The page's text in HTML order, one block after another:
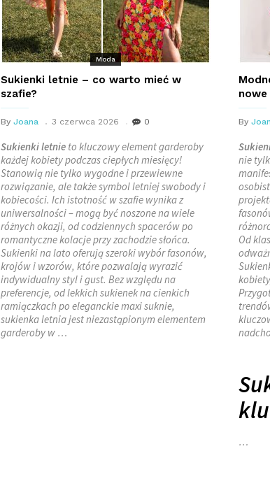
Moda
Sukienki letnie – co warto mieć w
szafie?
By Joana 3 czerwca 2026 0
Sukienki letnie to kluczowy element garderoby
każdej kobiety podczas ciepłych miesięcy!
Stanowią nie tylko wygodne i przewiewne
rozwiązanie, ale także symbol letniej swobody i
kobiecości. Ich istotność w szafie wynika z
uniwersalności – mogą być noszone na wiele
różnych okazji, od codziennych spacerów po
romantyczne kolacje przy zachodzie słońca.
Sukienki na lato oferują szeroki wybór fasonów,
krojów i wzorów, które pozwalają wyrazić
indywidualny styl i gust. Bez względu na
preferencje, od lekkich sukienek na cienkich
ramiączkach po eleganckie maxi suknie,
sukienka letnia jest niezastąpionym elementem
garderoby w …
By
nie
Od
…